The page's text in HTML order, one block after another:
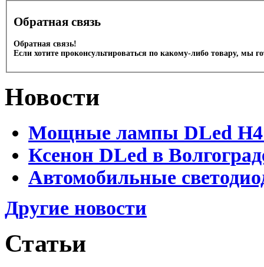
Обратная связь
Обратная связь!
Если хотите проконсультироваться по какому-либо товару, мы
Новости
Мощные лампы DLed H4
Ксенон DLed в
Автомобильные
Другие новости
Статьи